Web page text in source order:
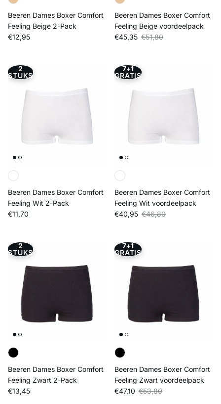
Beeren Dames Boxer Comfort
Feeling Beige 2-Pack
Reguliere prijs
€12,95
Beeren Dames Boxer Comfort
Feeling Beige voordeelpack
Verkoopprijs
€45,35 Reguliere prijs
€51,80
2
STUKS
Beeren Dames Boxer Comfort
Feeling Wit 2-Pack
Reguliere prijs
€11,70
7+1
GRATIS
Beeren Dames Boxer Comfort
Feeling Wit voordeelpack
Verkoopprijs
€40,95 Reguliere prijs
€46,80
2
STUKS
Beeren Dames Boxer Comfort
Feeling Zwart 2-Pack
Reguliere prijs
€13,45
7+1
GRATIS
Beeren Dames Boxer Comfort
Feeling Zwart voordeelpack
Verkoopprijs
€47,10 Reguliere prijs
€53,80